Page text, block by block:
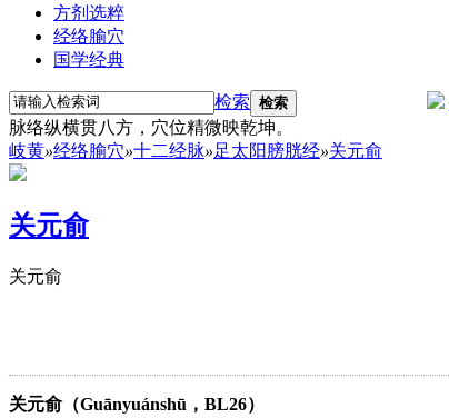
方剂选粹
经络腧穴
国学经典
检索 检索
脉络纵横贯八方，穴位精微映乾坤。
岐黄»经络腧穴»十二经脉»足太阳膀胱经»关元俞
关元俞
关元俞
关元俞（Guānyuánshū，BL26）